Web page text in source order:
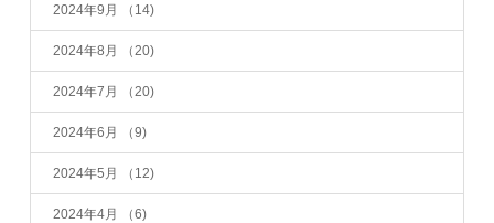
2024年9月 （14)
2024年8月 （20)
2024年7月 （20)
2024年6月 （9)
2024年5月 （12)
2024年4月 （6)